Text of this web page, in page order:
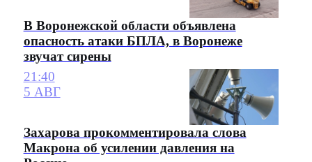
В Воронежской области объявлена
опасность атаки БПЛА, в Воронеже
звучат сирены
21:40
5 АВГ
Захарова прокомментировала слова
Макрона об усилении давления на